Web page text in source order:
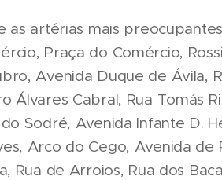
as artérias mais
Praça do Comércio,
Avenida Duque de Ávila,
Álvares Cabral, Rua Tomás
do Sodré, Avenida Infante D.
Arco do Cego, Avenida de
Rua de Arroios, Rua dos